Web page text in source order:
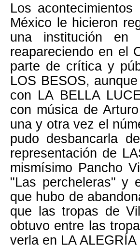
Los
México le hicieron
una institución
reapareciendo en el
parte de crítica y
LOS BESOS,
con LA BELLA
con música de
una y otra vez el
pudo desbancarla
representación de
mismísimo Pancho
"Las percheleras" y
que hubo de
que las tropas de
obtuvo entre las
verla en LA